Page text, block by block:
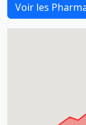
Voir les